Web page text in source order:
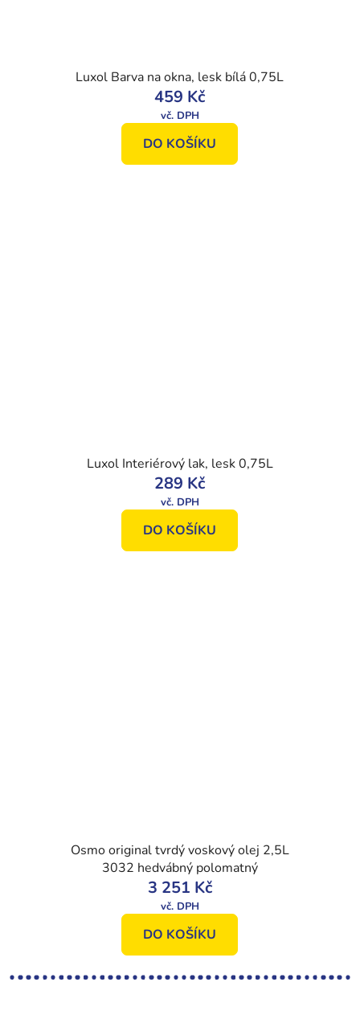
Luxol Barva na okna, lesk bílá 0,75L
459 Kč
DO KOŠÍKU
Luxol Interiérový lak, lesk 0,75L
289 Kč
DO KOŠÍKU
Osmo original tvrdý voskový olej 2,5L
3032 hedvábný polomatný
3 251 Kč
DO KOŠÍKU